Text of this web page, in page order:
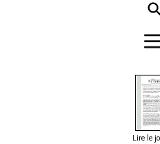
Lire le